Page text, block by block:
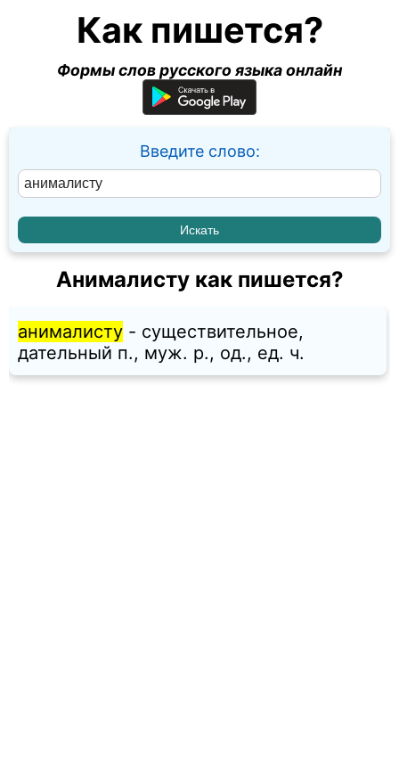
Как пишется?
Формы слов русского языка онлайн
Введите слово:
Анималисту как пишется?
анималисту - существительное,
дательный п., муж. p., од., ед. ч.